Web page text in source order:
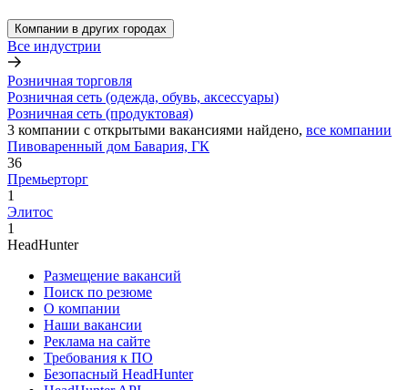
Компании в других городах
Все индустрии
Розничная торговля
Розничная сеть (одежда, обувь, аксессуары)
Розничная сеть (продуктовая)
3 компании с открытыми вакансиями найдено, все компании
Пивоваренный дом Бавария, ГК
36
Премьерторг
1
Элитос
1
HeadHunter
Размещение вакансий
Поиск по резюме
О компании
Наши вакансии
Реклама на сайте
Требования к ПО
Безопасный HeadHunter